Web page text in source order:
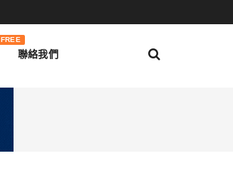
FREE
聯絡我們